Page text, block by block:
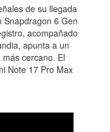
de su llegada
Snapdragon 6 Gen
acompañado
apunta a un
cercano. El
Note 17 Pro Max